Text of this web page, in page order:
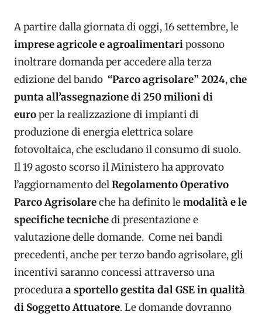
A partire dalla giornata di oggi, 16 settembre, le
imprese agricole e agroalimentaripossono
inoltrare domanda per accedere alla terza
edizione del bando “Parco agrisolare” 2024,che
punta all’assegnazione di 250 milioni di
europer la realizzazione di impianti di
produzione di energia elettrica solare
fotovoltaica, che escludano il consumo di suolo.
Il 19 agosto scorso il Ministero ha approvato
l’aggiornamento delRegolamento Operativo
Parco Agrisolareche ha definito lemodalità e le
specifiche tecnichedi presentazione e
valutazione delle domande. Come nei bandi
precedenti, anche per terzo bando agrisolare, gli
incentivi saranno concessi attraverso una
proceduraa sportello gestita dal GSE in qualità
di Soggetto Attuatore. Le domande dovranno